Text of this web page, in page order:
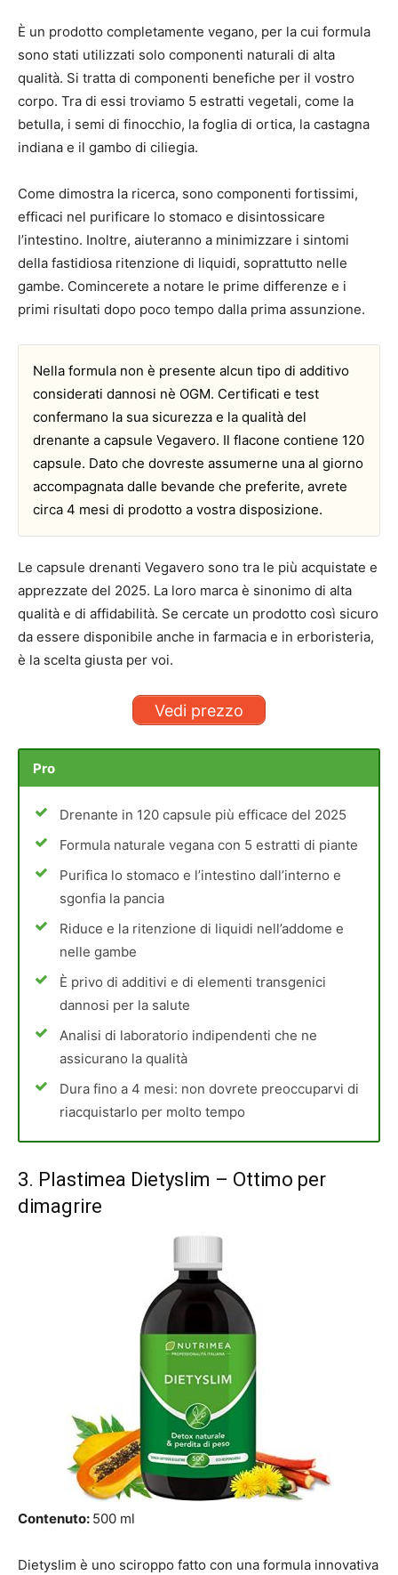
È un prodotto completamente vegano, per la cui formula
sono stati utilizzati solo componenti naturali di alta
qualità. Si tratta di componenti benefiche per il vostro
corpo. Tra di essi troviamo 5 estratti vegetali, come la
betulla, i semi di finocchio, la foglia di ortica, la castagna
indiana e il gambo di ciliegia.
Come dimostra la ricerca, sono componenti fortissimi,
efficaci nel purificare lo stomaco e disintossicare
l’intestino. Inoltre, aiuteranno a minimizzare i sintomi
della fastidiosa ritenzione di liquidi, soprattutto nelle
gambe. Comincerete a notare le prime differenze e i
primi risultati dopo poco tempo dalla prima assunzione.
Nella formula non è presente alcun tipo di additivo
considerati dannosi nè OGM. Certificati e test
confermano la sua sicurezza e la qualità del
drenante a capsule Vegavero. Il flacone contiene 120
capsule. Dato che dovreste assumerne una al giorno
accompagnata dalle bevande che preferite, avrete
circa 4 mesi di prodotto a vostra disposizione.
Le capsule drenanti Vegavero sono tra le più acquistate e
apprezzate del 2025. La loro marca è sinonimo di alta
qualità e di affidabilità. Se cercate un prodotto così sicuro
da essere disponibile anche in farmacia e in erboristeria,
è la scelta giusta per voi.
Vedi prezzo
Pro
Drenante in 120 capsule più efficace del 2025
Formula naturale vegana con 5 estratti di piante
Purifica lo stomaco e l’intestino dall’interno e
sgonfia la pancia
Riduce e la ritenzione di liquidi nell’addome e
nelle gambe
È privo di additivi e di elementi transgenici
dannosi per la salute
Analisi di laboratorio indipendenti che ne
assicurano la qualità
Dura fino a 4 mesi: non dovrete preoccuparvi di
riacquistarlo per molto tempo
3. Plastimea Dietyslim – Ottimo per
dimagrire
Contenuto: 500 ml
Dietyslim è uno sciroppo fatto con una formula innovativa